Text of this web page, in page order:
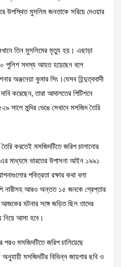
উপস্থিত মুসলিম জনতাকে সরিয়ে দেওয়ার
তিন মুসলিমের মৃত্যু হয়। এছাড়া
৩০ পুলিশ সদস্য আহত হয়েছেন বলে
অঞ্জনেয়া কুমার সিং।যেসব হিন্দুত্ববাদী
করেছেন, তারা আদালতের পিটিশনে
সালে মন্দির ভেঙে সেখানে মসজিদ তৈরি
করতেই মসজিদটিতে জরিপ চালানোর
মাধ্যমে ভারতের উপাসনা আইন ১৯৯১
পবিত্রতা রক্ষার কথা বলা
নারীসহ আরও অন্তত ১৫ জনকে গ্রেপ্তার
আজকের ঘটনার সঙ্গে জড়িত ছিল তাদের
আসা হবে।
মসজিদটিতে জরিপ চালিয়েছে
মসজিদটির বিভিন্ন জায়গার ছবি ও